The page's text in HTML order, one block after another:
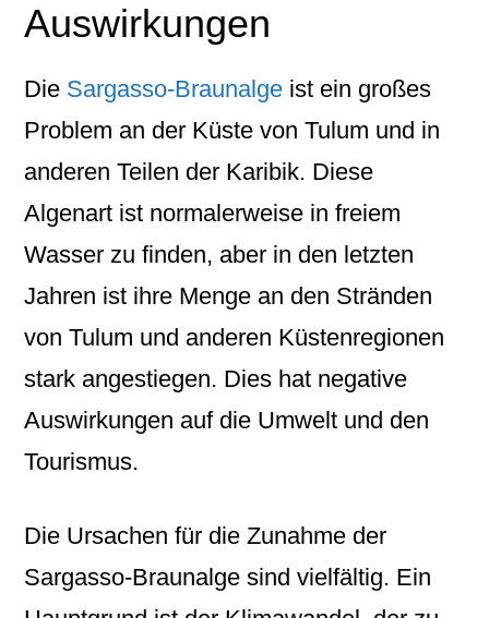
Auswirkungen
Die Sargasso-Braunalge ist ein großes
Problem an der Küste von Tulum und in
anderen Teilen der Karibik. Diese
Algenart ist normalerweise in freiem
Wasser zu finden, aber in den letzten
Jahren ist ihre Menge an den Stränden
von Tulum und anderen Küstenregionen
stark angestiegen. Dies hat negative
Auswirkungen auf die Umwelt und den
Tourismus.
Die Ursachen für die Zunahme der
Sargasso-Braunalge sind vielfältig. Ein